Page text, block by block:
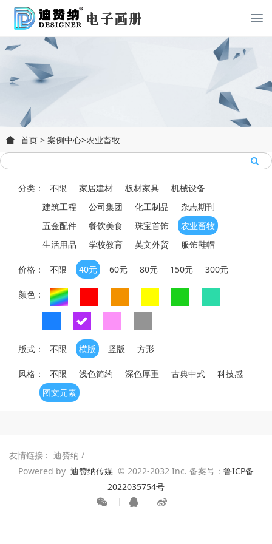
首页 > 案例中心>农业畜牧
分类： 不限 家居建材 板材家具
机械设备
建筑工程
公司集团 化工制品
杂志期刊
五金配件
餐饮美食 珠宝首饰
农业畜牧
生活用品
学校教育 英文外贸 服饰鞋帽
价格： 不限 40元 60元 80元 150元 300元
颜色：
版式： 不限 横版 竖版 方形
风格： 不限 浅色简约 深色厚重 古典中式
科技感
图文元素
友情链接 : 迪赞纳 /
Powered by 迪赞纳传媒 © 2022-2032 Inc. 备案号： 鲁ICP备
2022035754号